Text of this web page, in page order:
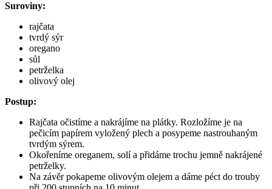
Suroviny:
rajčata
tvrdý sýr
oregano
sůl
petrželka
olivový olej
Postup:
Rajčata očistíme a nakrájíme na plátky. Rozložíme je na
pečicím papírem vyložený plech a posypeme nastrouhaným
tvrdým sýrem.
Okořeníme oreganem, solí a přidáme trochu jemně nakrájené
petrželky.
Na závěr pokapeme olivovým olejem a dáme péct do trouby